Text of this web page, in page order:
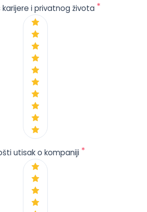
karijere i privatnog života *
utisak o kompaniji *